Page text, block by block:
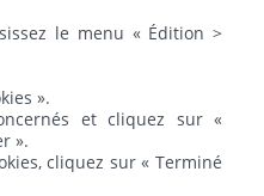
le menu « Édition >
».
et cliquez sur «
».
cliquez sur « Terminé